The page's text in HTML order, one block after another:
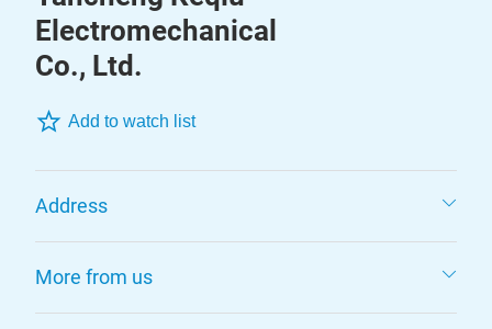
Electromechanical
Co., Ltd.
Add to watch list
Address
More from us